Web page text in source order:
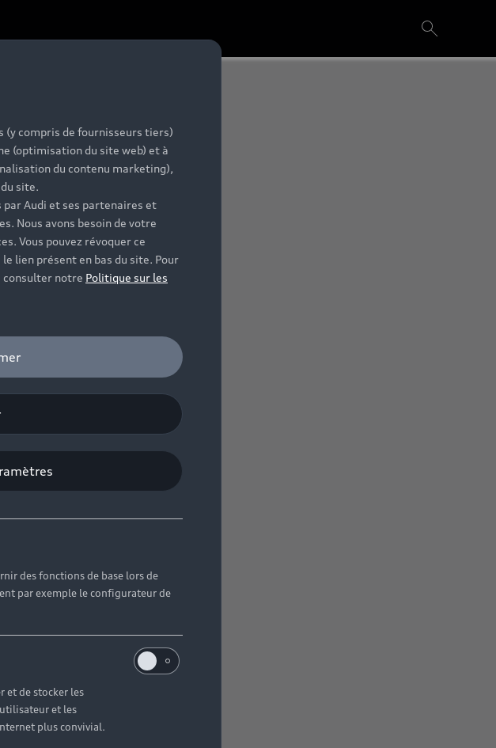
(y compris de fournisseurs tiers)
(optimisation du site web) et à
du contenu marketing),
site.
par Audi et ses partenaires et
Nous avons besoin de votre
Vous pouvez révoquer ce
lien présent en bas du site. Pour
consulter notre Politique sur les
des fonctions de base lors de
par exemple le configurateur de
et de stocker les
et les
plus convivial.